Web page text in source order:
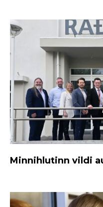
Minnihlutinn vildi